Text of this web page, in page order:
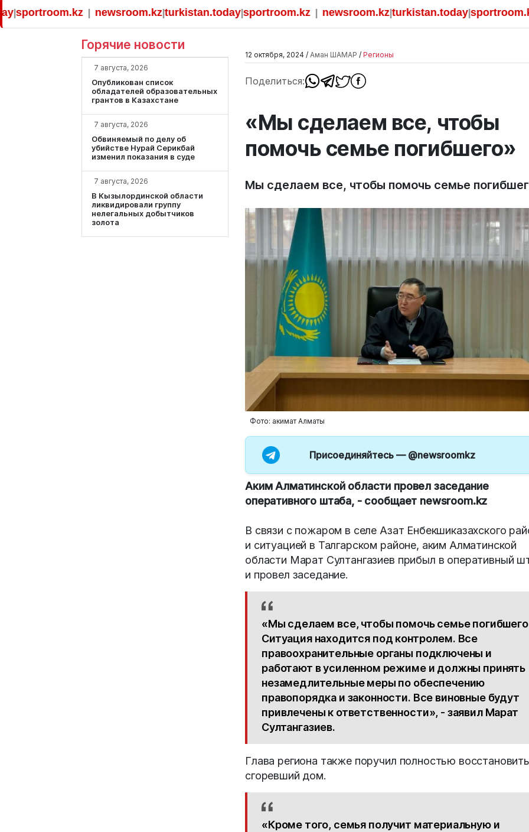
|newsroom.kz|turkistan.today|sportroom.kz|newsroom.kz|turkistan.today|sportroom.kz
Горячие новости
7 августа, 2026
Опубликован список
обладателей образовательных
грантов в Казахстане
7 августа, 2026
Обвиняемый по делу об
убийстве Нурай Серикбай
изменил показания в суде
7 августа, 2026
В Кызылординской области
ликвидировали группу
нелегальных добытчиков
золота
12 октября, 2024 / Аман ШАМАР / Регионы
Поделиться:
«Мы сделаем все, чтобы
помочь семье погибшего»
Мы сделаем все, чтобы помочь семье
Фото: акимат Алматы
Присоединяйтесь — @newsroomkz
Аким Алматинской области провел заседание
оперативного штаба, - сообщает newsroom.kz
В связи с пожаром в селе Азат Енбекшиказахского
и ситуацией в Талгарском районе, аким Алматинской
области Марат Султангазиев прибыл в оперативный
и провел заседание.
«Мы сделаем все, чтобы помочь семье
Ситуация находится под контролем. Все
правоохранительные органы подключены и
работают в усиленном режиме и должны принять
незамедлительные меры по обеспечению
правопорядка и законности. Все виновные будут
привлечены к ответственности», - заявил Марат
Султангазиев.
Глава региона также поручил полностью восстановить
сгоревший дом.
«Кроме того, семья получит материальную и